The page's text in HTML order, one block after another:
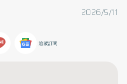
2026/5/11
追蹤訂閱